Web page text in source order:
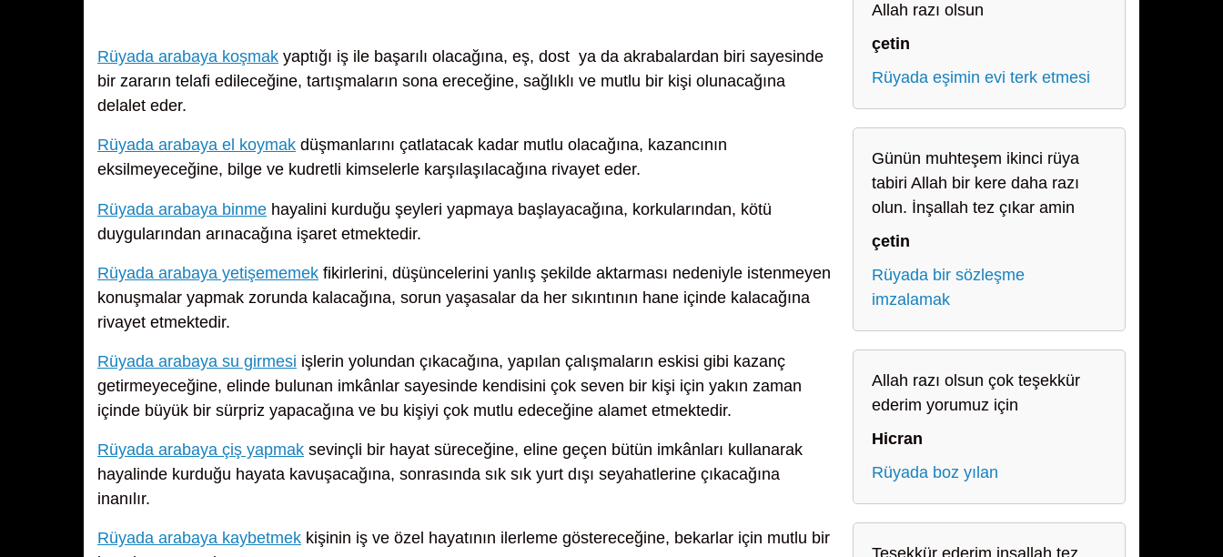
Rüyada arabaya koşmak yaptığı iş ile başarılı olacağına, eş, dost ya da akrabalardan biri sayesinde
bir zararın telafi edileceğine, tartışmaların sona ereceğine, sağlıklı ve mutlu bir kişi olunacağına
delalet eder.
Rüyada arabaya el koymak düşmanlarını çatlatacak kadar mutlu olacağına, kazancının
eksilmeyeceğine, bilge ve kudretli kimselerle karşılaşılacağına rivayet eder.
Rüyada arabaya binme hayalini kurduğu şeyleri yapmaya başlayacağına, korkularından, kötü
duygularından arınacağına işaret etmektedir.
Rüyada arabaya yetişememek fikirlerini, düşüncelerini yanlış şekilde aktarması nedeniyle istenmeyen
konuşmalar yapmak zorunda kalacağına, sorun yaşasalar da her sıkıntının hane içinde kalacağına
rivayet etmektedir.
Rüyada arabaya su girmesi işlerin yolundan çıkacağına, yapılan çalışmaların eskisi gibi kazanç
getirmeyeceğine, elinde bulunan imkânlar sayesinde kendisini çok seven bir kişi için yakın zaman
içinde büyük bir sürpriz yapacağına ve bu kişiyi çok mutlu edeceğine alamet etmektedir.
Rüyada arabaya çiş yapmak sevinçli bir hayat süreceğine, eline geçen bütün imkânları kullanarak
hayalinde kurduğu hayata kavuşacağına, sonrasında sık sık yurt dışı seyahatlerine çıkacağına
inanılır.
Rüyada arabaya kaybetmek kişinin iş ve özel hayatının ilerleme göstereceğine, bekarlar için mutlu bir
Allah razı olsun
çetin
Rüyada eşimin evi terk etmesi
Günün muhteşem ikinci rüya
tabiri Allah bir kere daha razı
olun. İnşallah tez çıkar amin
çetin
Rüyada bir sözleşme
imzalamak
Allah razı olsun çok teşekkür
ederim yorumuz için
Hicran
Rüyada boz yılan
Teşekkür ederim inşallah tez